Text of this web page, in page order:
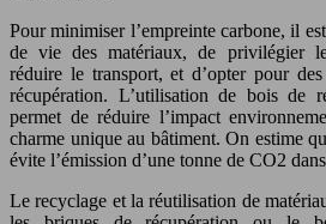
Pour minimiser l’empreinte carbone, il
de vie des matériaux, de privilégier
réduire le transport, et d’opter pour
récupération. L’utilisation de bois de
permet de réduire l’impact
charme unique au bâtiment. On estime
évite l’émission d’une tonne de CO2
Le recyclage et la réutilisation de